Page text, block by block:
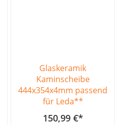
Glaskeramik
Kaminscheibe
444x354x4mm passend
für Leda**
150,99 €